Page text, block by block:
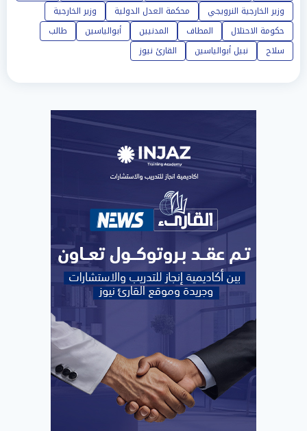
وزير الخارجية النرويجي
محكمة العدل الدولية
وزير الخارجية
حكومة الاحتلال
المطاف المدنيين أبوالياسين
طالب
سلاح
نبيل أبوالياسين القارئ نيوز